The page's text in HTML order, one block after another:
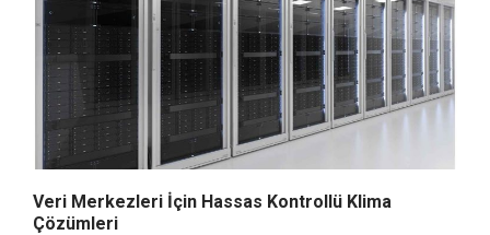
Veri Merkezleri İçin Hassas Kontrollü Klima
Çözümleri